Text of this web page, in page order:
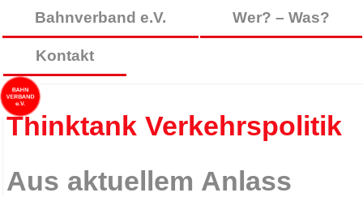
Bahnverband e.V. Wer? – Was?
Kontakt
Thinktank Verkehrspolitik
Aus aktuellem Anlass